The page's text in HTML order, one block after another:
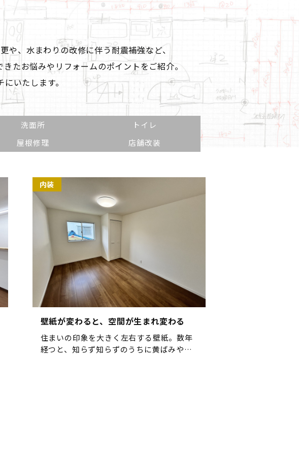
や、 水まわりの改修に伴う耐震補強など、
きたお悩みやリフォームのポイントをご紹介。
いたします。
洗面所
トイレ
屋根修理 店舗改装
内装
壁紙が変わると、空間が生まれ変わる
住まいの印象を大きく左右する壁紙。数年
経つと、知らず知らずのうちに黄ばみや色